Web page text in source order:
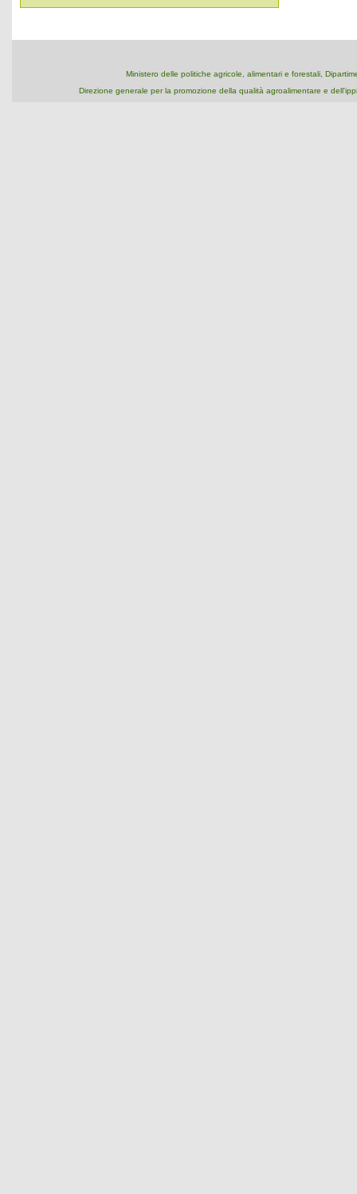
Ministero delle politiche agricole, alimentari e forestali,
Direzione generale per la promozione della qualità agroalimentare e